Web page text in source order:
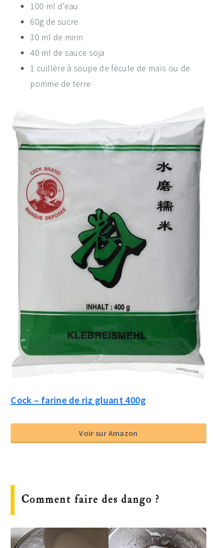
100 ml d’eau
60g de sucre
30 ml de mirin
40 ml de sauce soja
1 cuillère à soupe de fécule de maïs ou de
pomme de terre
Cock – farine de riz gluant 400g
Voir sur Amazon
Comment faire des dango ?